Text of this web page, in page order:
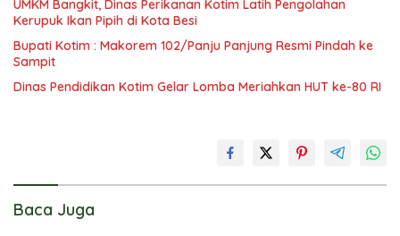
UMKM Bangkit, Dinas Perikanan Kotim Latih Pengolahan
Kerupuk Ikan Pipih di Kota Besi
Bupati Kotim : Makorem 102/Panju Panjung Resmi Pindah ke
Sampit
Dinas Pendidikan Kotim Gelar Lomba Meriahkan HUT ke-80 RI
Baca Juga